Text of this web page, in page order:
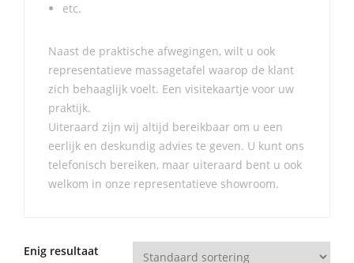
etc.
Naast de praktische afwegingen, wilt u ook
representatieve massagetafel waarop de klant
zich behaaglijk voelt. Een visitekaartje voor uw
praktijk.
Uiteraard zijn wij altijd bereikbaar om u een
eerlijk en deskundig advies te geven. U kunt ons
telefonisch bereiken, maar uiteraard bent u ook
welkom in onze representatieve showroom.
Enig resultaat